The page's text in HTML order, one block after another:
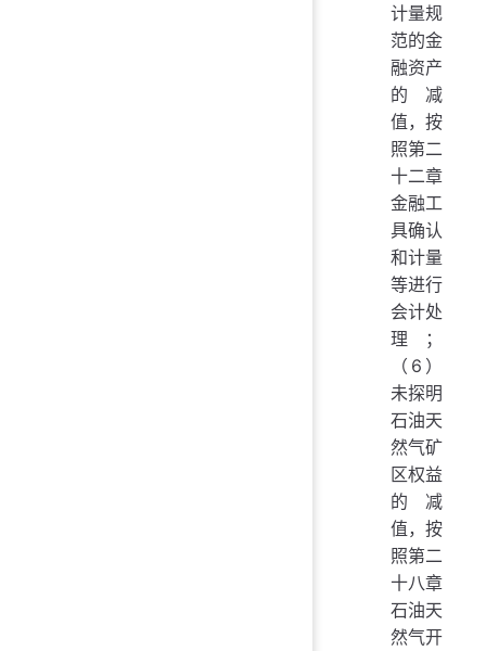
计量规
范的金
融资产
的减
值，按
照第二
十二章
金融工
具确认
和计量
等进行
会计处
理；
（6）
未探明
石油天
然气矿
区权益
的减
值，按
照第二
十八章
石油天
然气开